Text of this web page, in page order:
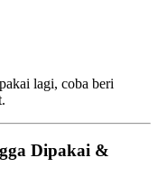
lagi, coba beri
Dipakai &